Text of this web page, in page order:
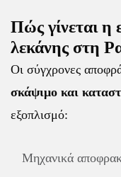
Πώς γίνεται η
λεκάνης στη
Οι σύγχρονες
σκάψιμο και
εξοπλισμό:
Μηχανικά